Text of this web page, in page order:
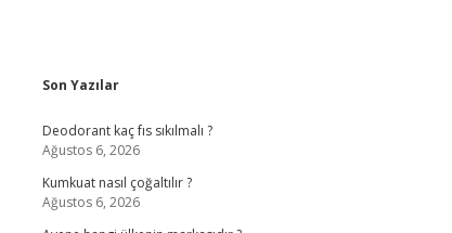
Sidebar
Son Yazılar
Deodorant kaç fıs sıkılmalı ?
Ağustos 6, 2026
Kumkuat nasıl çoğaltılır ?
Ağustos 6, 2026